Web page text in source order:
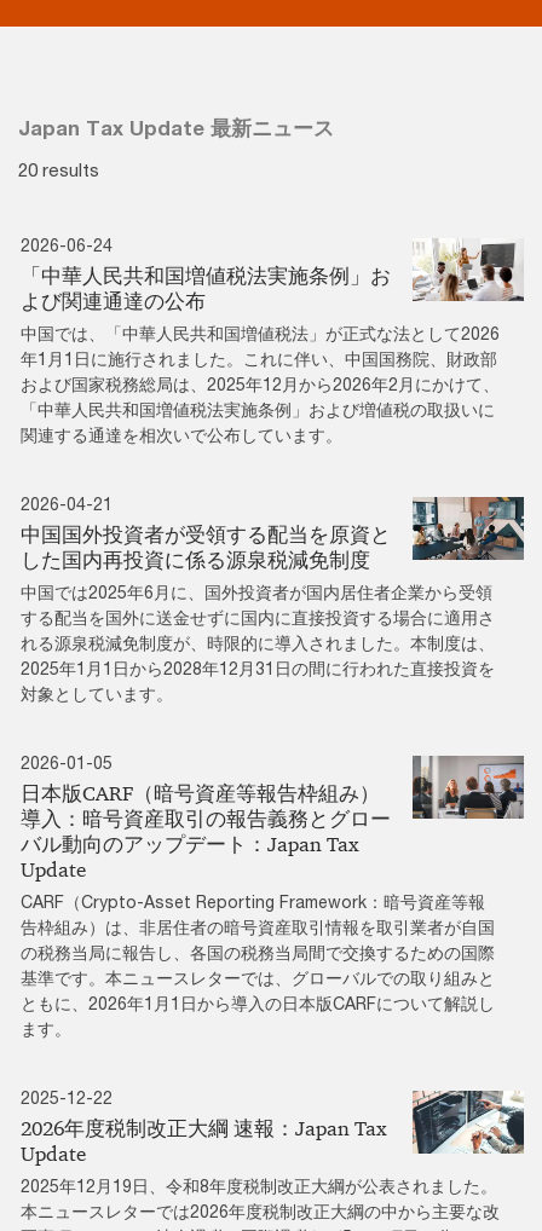
Japan Tax Update 最新ニュース
20 results
2026-06-24
「中華人民共和国増値税法実施条例」お
よび関連通達の公布
中国では、「中華人民共和国増値税法」が正式な法として2026
年1月1日に施行されました。これに伴い、中国国務院、財政部
および国家税務総局は、2025年12月から2026年2月にかけて、
「中華人民共和国増値税法実施条例」および増値税の取扱いに
関連する通達を相次いで公布しています。
2026-04-21
中国国外投資者が受領する配当を原資と
した国内再投資に係る源泉税減免制度
中国では2025年6月に、国外投資者が国内居住者企業から受領
する配当を国外に送金せずに国内に直接投資する場合に適用さ
れる源泉税減免制度が、時限的に導入されました。本制度は、
2025年1月1日から2028年12月31日の間に行われた直接投資を
対象としています。
2026-01-05
日本版CARF（暗号資産等報告枠組み）
導入：暗号資産取引の報告義務とグロー
バル動向のアップデート：Japan Tax
Update
CARF（Crypto-Asset Reporting Framework：暗号資産等報
告枠組み）は、非居住者の暗号資産取引情報を取引業者が自国
の税務当局に報告し、各国の税務当局間で交換するための国際
基準です。本ニュースレターでは、グローバルでの取り組みと
ともに、2026年1月1日から導入の日本版CARFについて解説し
ます。
2025-12-22
2026年度税制改正大綱 速報：Japan Tax
Update
2025年12月19日、令和8年度税制改正大綱が公表されました。
本ニュースレターでは2026年度税制改正大綱の中から主要な改